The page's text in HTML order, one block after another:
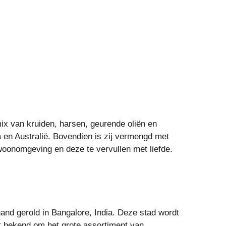
van kruiden, harsen, geurende oliën en
Australië. Bovendien is zij vermengd met
en deze te vervullen met liefde.
gerold in Bangalore, India. Deze stad wordt